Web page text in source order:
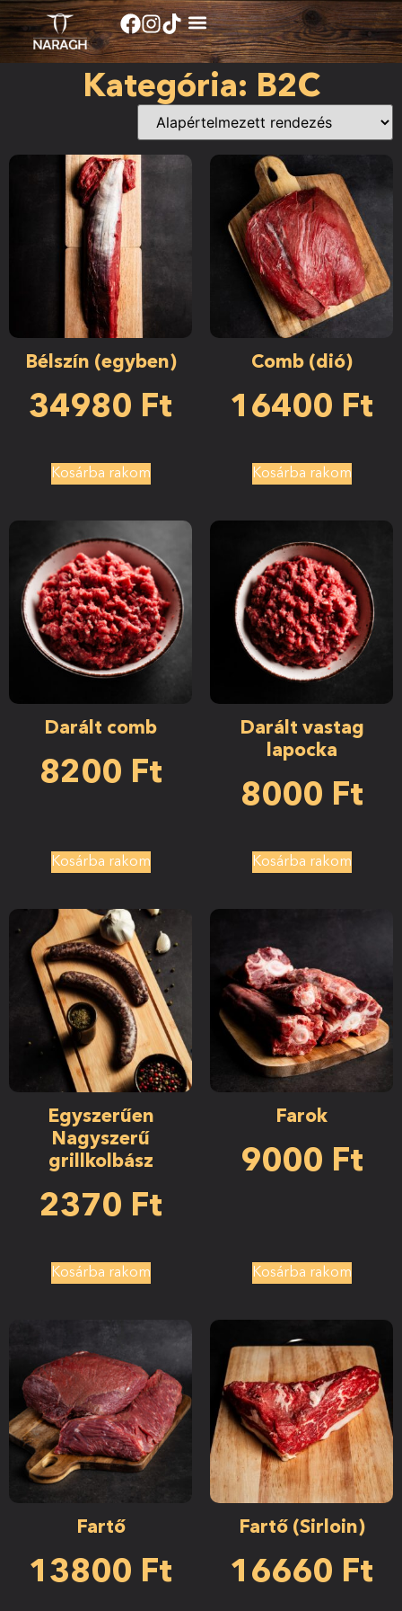
Kategória: B2C
Bélszín (egyben)
34980 Ft
Kosárba rakom
Comb (dió)
16400 Ft
Kosárba rakom
Darált comb
8200 Ft
Kosárba rakom
Darált vastag
lapocka
8000 Ft
Kosárba rakom
Egyszerűen
Nagyszerű
grillkolbász
2370 Ft
Kosárba rakom
Farok
9000 Ft
Kosárba rakom
Fartő
13800 Ft
Fartő (Sirloin)
16660 Ft